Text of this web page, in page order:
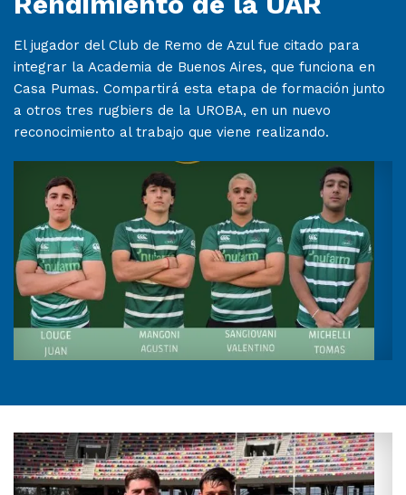
El jugador del Club de Remo de Azul fue citado para
integrar la Academia de Buenos Aires, que funciona en
Casa Pumas. Compartirá esta etapa de formación junto
a otros tres rugbiers de la UROBA, en un nuevo
reconocimiento al trabajo que viene realizando.